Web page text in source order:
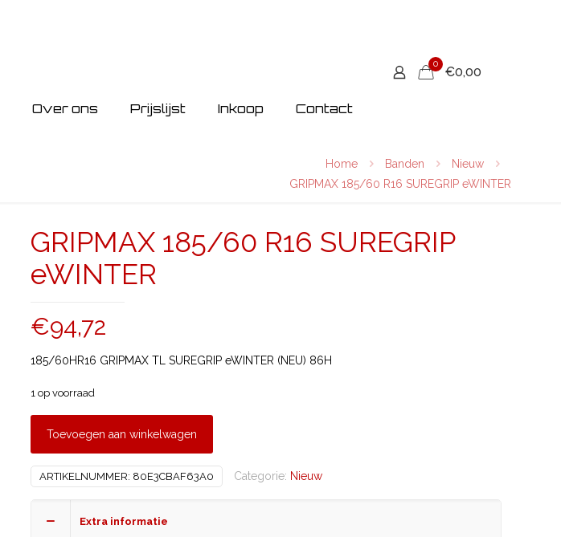
Over ons Prijslijst Inkoop Contact
0
€0,00
Home Banden
Nieuw
GRIPMAX 185/60 R16 SUREGRIP eWINTER
GRIPMAX 185/60 R16 SUREGRIP
eWINTER
€94,72
185/60HR16 GRIPMAX TL SUREGRIP eWINTER (NEU) 86H
1 op voorraad
Toevoegen aan winkelwagen
ARTIKELNUMMER: 80E3CBAF63A0 Categorie: Nieuw
Extra informatie